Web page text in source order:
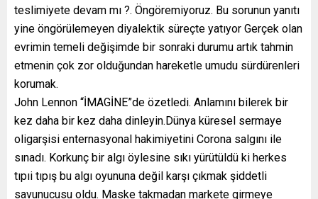
teslimiyete devam mı ?. Öngöremiyoruz. Bu sorunun yanıtı
yine öngörülemeyen diyalektik süreçte yatıyor Gerçek olan
evrimin temeli değişimde bir sonraki durumu artık tahmin
etmenin çok zor olduğundan hareketle umudu sürdürenleri
korumak.
John Lennon “İMAGİNE”de özetledi. Anlamını bilerek bir
kez daha bir kez daha dinleyin.Dünya küresel sermaye
oligarşisi enternasyonal hakimiyetini Corona salgını ile
sınadı. Korkunç bir algı öylesine sıkı yürütüldü ki herkes
tıpıi tıpış bu algı oyununa değil karşı çıkmak şiddetli
savunucusu oldu. Maske takmadan markete girmeye